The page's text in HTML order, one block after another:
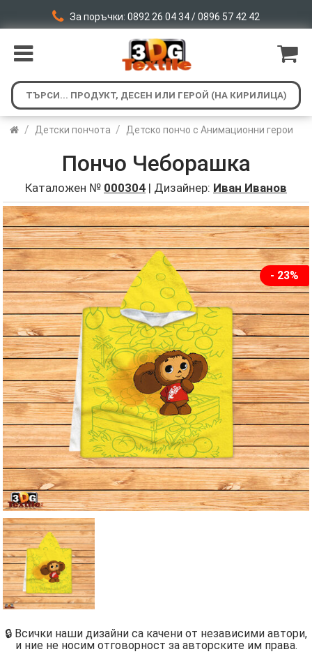
За поръчки: 0892 26 04 34 / 0896 57 42 42
/ Детски пончота / Детско пончо с Анимационни герои
Пончо Чеборашка
Каталожен № 000304 | Дизайнер: Иван Иванов
- 23%
🔒 Всички наши дизайни са качени от независими автори,
и ние не носим отговорност за авторските им права.